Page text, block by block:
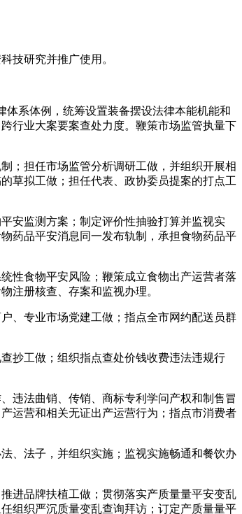
技研究并推广使用。
系体例，统筹设置装备摆设法律本能机能和
行业大案要案查处力度。鞭策市场监管执量下
；担任市场监管分析调研工做，并组织开展相
草拟工做；担任代表、政协委员提案的打点工
安监测方案；制定评价性抽验打算并监视实
药品平安消息同一发布轨制，承担食物药品平
性食物平安风险；鞭策成立食物出产运营者落
注册核查、存案和监视办理。
、专业市场党建工做；指点全市网约配送员群
抄工做；组织指点查处价钱收费违法违规行
违法曲销、传销、商标专利学问产权和制售冒
运营和相关无证出产运营行为；指点市消费者
、法子，并组织实施；监视实施畅通和餐饮办
进品牌扶植工做；贯彻落实产质量量平安变乱
组织严沉质量变乱查询拜访；订定产质量量平